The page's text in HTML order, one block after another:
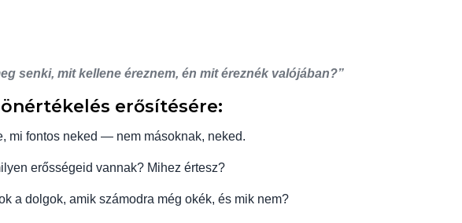
senki, mit kellene éreznem, én mit éreznék valójában?”
erősítésére:
mi fontos neked — nem másoknak, neked.
erősségeid vannak? Mihez értesz?
a dolgok, amik számodra még okék, és mik nem?